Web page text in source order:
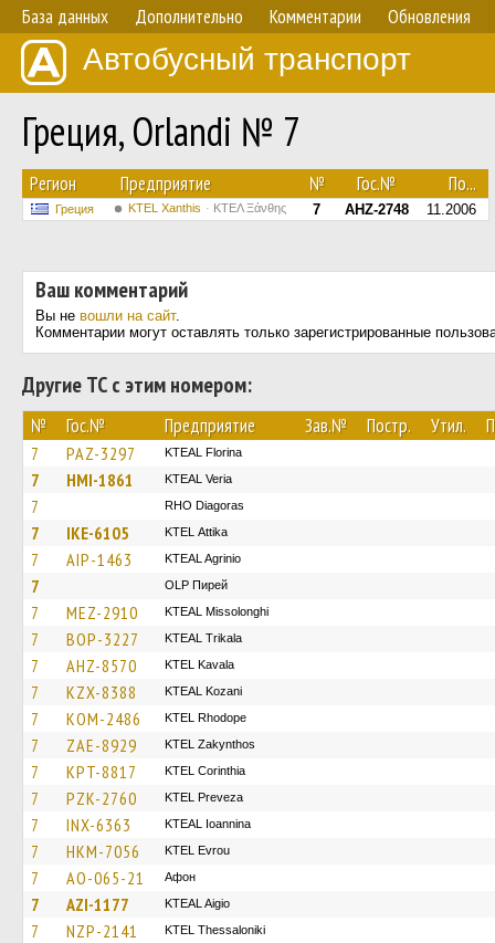
База данных Дополнительно Комментарии Обновления
Автобусный транспорт
Греция, Orlandi № 7
Регион Предприятие № Гос.№ По...
Греция KTEL Xanthis ΚΤΕΛ Ξάνθης 7 AHZ-2748 11.2006
Ваш комментарий
Вы не вошли на сайт.
Комментарии могут оставлять только зарегистрированные
Другие ТС с этим номером:
№ Гос.№ Предприятие Зав.№ Постр. Утил.
7 PAZ-3297 KTEAL Florina
7 HMI-1861 KTEAL Veria
7 RHO Diagoras
7 IKE-6105 KΤΕL Αttika
7 AIP-1463 KTEAL Agrinio
7 OLP Пирей
7 MEZ-2910 KTEAL Missolonghi
7 BOP-3227 KTEAL Trikala
7 AHZ-8570 KTEL Kavala
7 KZX-8388 KTEAL Kozani
7 KOM-2486 KTEL Rhodope
7 ZAE-8929 KTEL Zakynthos
7 KPT-8817 KTEL Corinthia
7 PZK-2760 KTEL Preveza
7 INX-6363 KTEAL Ioannina
7 HKM-7056 KTEL Evrou
7 AO-065-21 Афон
7 AZI-1177 KTEAL Aigio
7 NZP-2141 KTEL Thessaloniki